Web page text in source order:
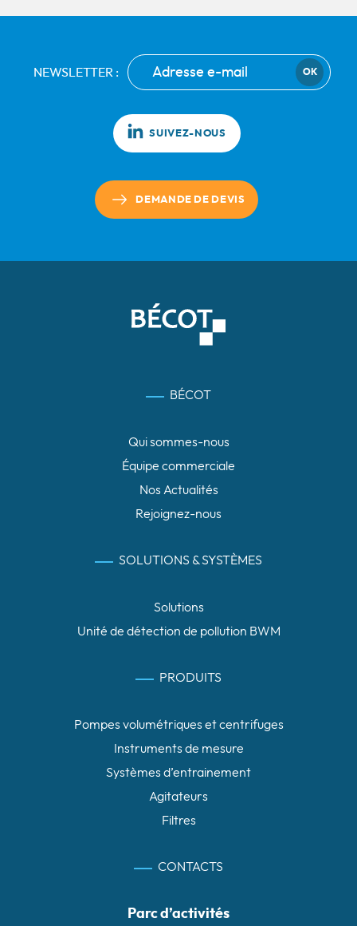
NEWSLETTER : OK
SUIVEZ-NOUS
DEMANDE DE DEVIS
BÉCOT
Qui sommes-nous
Équipe commerciale
Nos Actualités
Rejoignez-nous
SOLUTIONS & SYSTÈMES
Solutions
Unité de détection de pollution BWM
PRODUITS
Pompes volumétriques et centrifuges
Instruments de mesure
Systèmes d’entrainement
Agitateurs
Filtres
CONTACTS
Parc d’activités